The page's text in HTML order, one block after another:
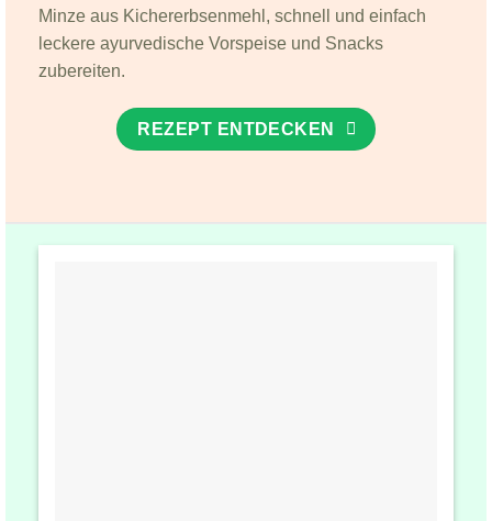
Minze aus Kichererbsenmehl, schnell und einfach
leckere ayurvedische Vorspeise und Snacks
zubereiten.
REZEPT ENTDECKEN